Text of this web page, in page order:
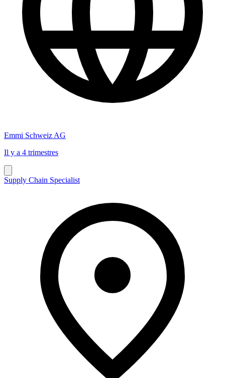
Emmi Schweiz AG
Il y a 4 trimestres
Supply Chain Specialist